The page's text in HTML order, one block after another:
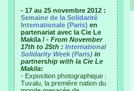
- 17 au 25 novembre 2012 :
Semaine de la Solidarité
Internationale (Paris) en
partenariat avec la Cie Le
Makila / - From November
17th to 25th : International
Solidarity Week (Paris) in
partnership with la Cie Le
Makila:
- Exposition photographique :
Tuvalu, la première nation du